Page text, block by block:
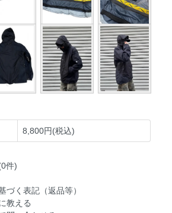
8,800円(税込)
件)
づく表記（返品等）
教える